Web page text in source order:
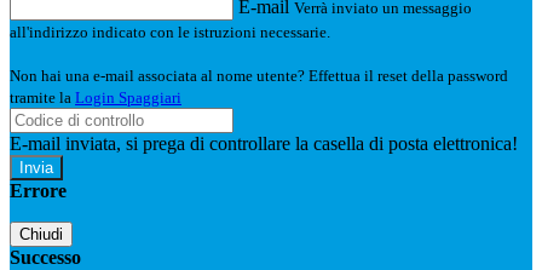
E-mail Verrà inviato un messaggio
all'indirizzo indicato con le istruzioni necessarie.
Non hai una e-mail associata al nome utente? Effettua il reset della password
tramite la Login Spaggiari
E-mail inviata, si prega di controllare la casella di posta elettronica!
Errore
Chiudi
Successo